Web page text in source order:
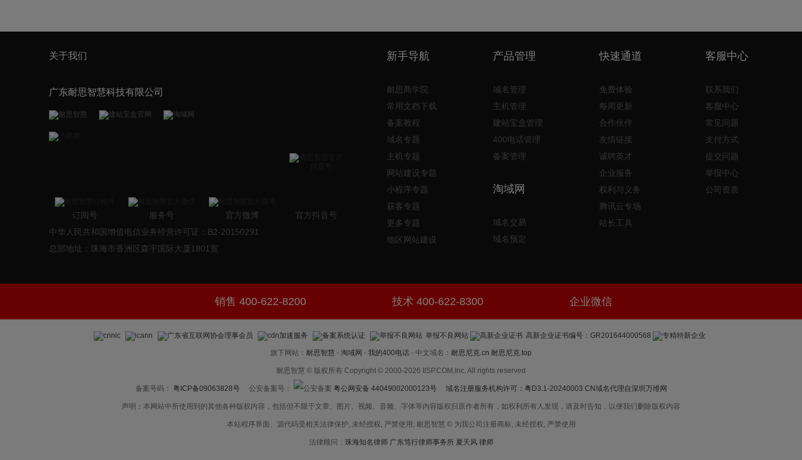
关于我们
广东耐思智慧科技有限公司
订阅号 服务号 官方微博
官方抖音号
中华人民共和国增值电信业务经营许可证：B2-20150291
总部地址：珠海市香洲区森宇国际大厦1801室
新手导航
耐思商学院
常用文档下载
备案教程
域名专题
主机专题
网站建设专题
小程序专题
获客专题
更多专题
地区网站建设
产品管理
域名管理
主机管理
建站宝盒管理
400电话管理
备案管理
淘域网
域名交易
域名预定
快速通道
免费体验
每周更新
合作伙伴
友情链接
诚聘英才
企业服务
权利与义务
腾讯云专场
站长工具
客服中心
联系我们
客服中心
常见问题
支付方式
提交问题
举报中心
公司资质
销售 400-622-8200 技术 400-622-8300 企业微信
举报不良网站 高新企业证书编号：GR201644000568
旗下网站： 耐思智慧 - 淘域网 - 我的400电话 - 中文域名： 耐思尼克.cn 耐思尼克.top
耐思智慧 © 版权所有 Copyright © 2000-2026 IISP.COM,Inc. All rights reserved
备案号码： 粤ICP备09063828号公安备案号： 粤公网安备 44049002000123号 域名注册服务机构许可：粤D3.1-20240003 CN域名代理自深圳万维网
声明：本网站中所使用到的其他各种版权内容，包括但不限于文章、图片、视频、音频、字体等内容版权归原作者所有，如权利所有人发现，请及时告知，以便我们删除版权内容
本站程序界面、源代码受相关法律保护, 未经授权, 严禁使用; 耐思智慧 © 为我公司注册商标, 未经授权, 严禁使用
法律顾问： 珠海知名律师 广东笃行律师事务所 夏天风 律师